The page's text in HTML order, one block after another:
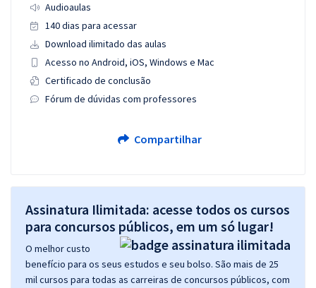
Audioaulas
140 dias para acessar
Download ilimitado das aulas
Acesso no Android, iOS, Windows e Mac
Certificado de conclusão
Fórum de dúvidas com professores
Compartilhar
Assinatura Ilimitada: acesse todos os cursos
para concursos públicos, em um só lugar!
O melhor custo
benefício para os seus estudos e seu bolso. São mais de 25
mil cursos para todas as carreiras de concursos públicos, com